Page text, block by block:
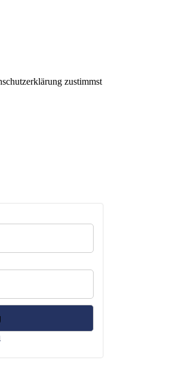
zustimmst